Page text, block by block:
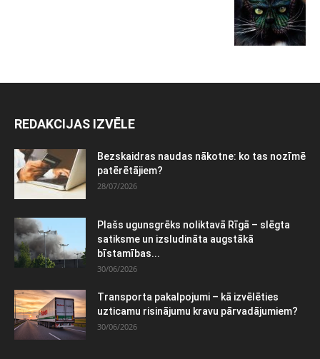
REDAKCIJAS IZVĒLE
Bezskaidras naudas nākotne: ko tas nozīmē
patērētājiem?
28/07/2026
Plašs ugunsgrēks noliktavā Rīgā – slēgta
satiksme un izsludināta augstākā
bīstamības...
30/06/2026
Transporta pakalpojumi – kā izvēlēties
uzticamu risinājumu kravu pārvadājumiem?
30/06/2026